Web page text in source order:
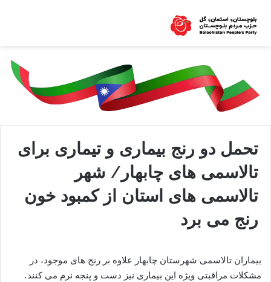
تحمل دو رنج بیماری و تیماری برای
تالاسمی های چابهار/ شهر
تالاسمی های استان از کمبود خون
رنج می برد
بیماران تالاسمی شهرستان چابهار علاوه بر رنج های موجود، در
مشکلات مراقبتی ویژه این بیماری نیز دست و پنجه نرم می کنند.